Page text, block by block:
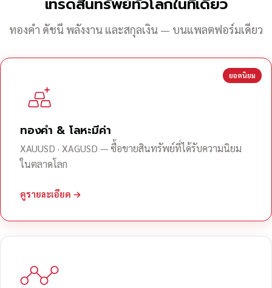
ทองคำ ดัชนี พลังงาน และสกุลเงิน — บนแพลตฟอร์มเดียว
ยอดนิยม
ทองคำ & โลหะมีค่า
XAUUSD · XAGUSD — ซื้อขายสินทรัพย์ที่ได้รับความนิยม
ในตลาดโลก
ดูรายละเอียด →